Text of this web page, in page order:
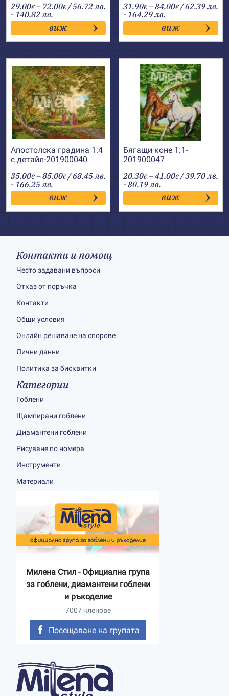
29.00€ – 72.00€Price
range:
29.00€
through
72.00€
/ 56.72 лв.
- 140.82 лв.
виж
31.90€ –84.00€Price
range:
31.90€
through
84.00€
/ 62.39 лв.
- 164.29 лв.
виж
Апостолска градина 1:4
с детайл-201900040
35.00€ –85.00€Price
range:
35.00€
through
85.00€
/ 68.45 лв.
- 166.25 лв.
виж
Бягащи коне 1:1-
201900047
20.30€ –41.00€Price
range:
20.30€
through
41.00€
/ 39.70 лв.
- 80.19 лв.
виж
Контакти и помощ
Често задавани въпроси
Отказ от поръчка
Контакти
Общи условия
Онлайн решаване на спорове
Лични данни
Политика за бисквитки
Категории
Гоблени
Щампирани гоблени
Диамантени гоблени
Рисуване по номера
Инструменти
Материали
Милена Стил - Официална група
за гоблени, диамантени гоблени
и ръкоделие
7007 членове
Посещаване на групата